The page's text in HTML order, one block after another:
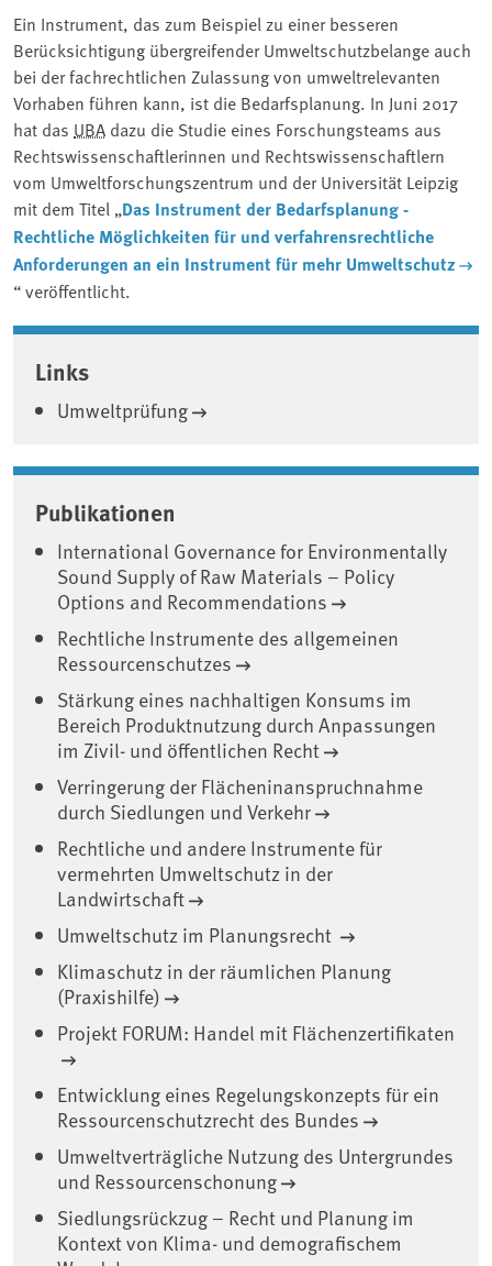
Ein Instrument, das zum Beispiel zu einer besseren
Berücksichtigung übergreifender Umweltschutzbelange auch
bei der fachrechtlichen Zulassung von umweltrelevanten
Vorhaben führen kann, ist die Bedarfsplanung. In Juni 2017
hat das UBA dazu die Studie eines Forschungsteams aus
Rechtswissenschaftlerinnen und Rechtswissenschaftlern
vom Umweltforschungszentrum und der Universität Leipzig
mit dem Titel „Das Instrument der Bedarfsplanung -
Rechtliche Möglichkeiten für und verfahrensrechtliche
Anforderungen an ein Instrument für mehr Umweltschutz
“ veröffentlicht.
Associated content
Links
Umweltprüfung
Publikationen
International Governance for Environmentally
Sound Supply of Raw Materials – Policy
Options and Recommendations
Rechtliche Instrumente des allgemeinen
Ressourcenschutzes
Stärkung eines nachhaltigen Konsums im
Bereich Produktnutzung durch Anpassungen
im Zivil- und öffentlichen Recht
Verringerung der Flächeninanspruchnahme
durch Siedlungen und Verkehr
Rechtliche und andere Instrumente für
vermehrten Umweltschutz in der
Landwirtschaft
Umweltschutz im Planungsrecht
Klimaschutz in der räumlichen Planung
(Praxishilfe)
Projekt FORUM: Handel mit Flächenzertifikaten
Entwicklung eines Regelungskonzepts für ein
Ressourcenschutzrecht des Bundes
Umweltverträgliche Nutzung des Untergrundes
und Ressourcenschonung
Siedlungsrückzug – Recht und Planung im
Kontext von Klima- und demografischem